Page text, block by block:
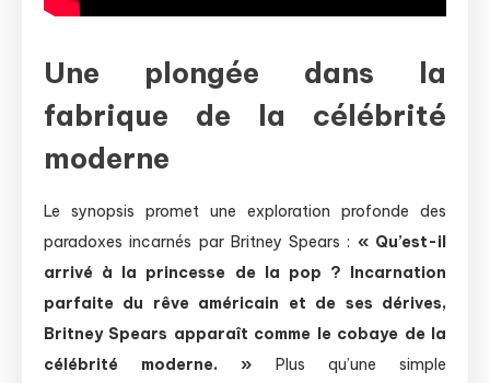
Une plongée dans la
fabrique de la célébrité
moderne
Le synopsis promet une exploration profonde des
paradoxes incarnés par Britney Spears : « Qu’est-il
arrivé à la princesse de la pop ? Incarnation
parfaite du rêve américain et de ses dérives,
Britney Spears apparaît comme le cobaye de la
célébrité moderne. » Plus qu’une simple